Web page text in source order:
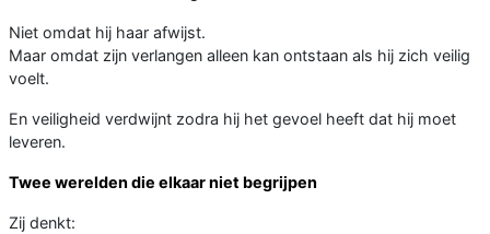
Niet omdat hij haar afwijst.
Maar omdat zijn verlangen alleen kan ontstaan als hij zich veilig
voelt.
En veiligheid verdwijnt zodra hij het gevoel heeft dat hij moet
leveren.
Twee werelden die elkaar niet begrijpen
Zij denkt: